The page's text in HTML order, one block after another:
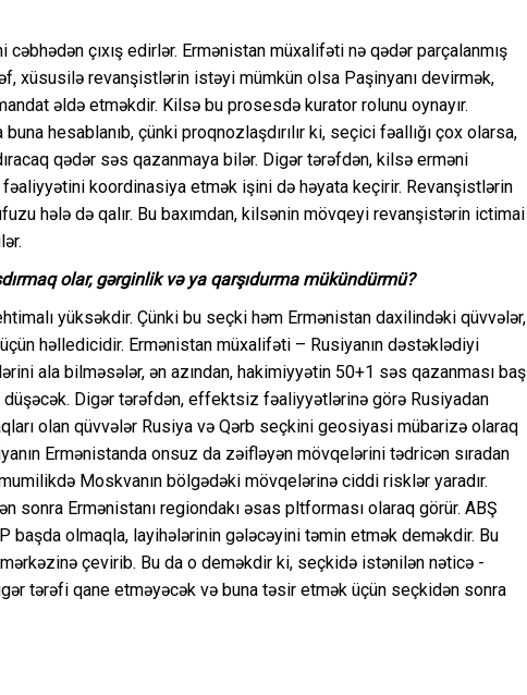
çıxış edirlər. Ermənistan müxalifəti nə qədər parçalanmış
xüsusilə revanşistlərin istəyi mümkün olsa Paşinyanı devirmək,
əldə etməkdir. Kilsə bu prosesdə kurator rolunu oynayır.
buna hesablanıb, çünki proqnozlaşdırılır ki, seçici fəallığı çox olarsa,
qədər səs qazanmaya bilər. Digər tərəfdən, kilsə erməni
koordinasiya etmək işini də həyata keçirir. Revanşistlərin
hələ də qalır. Bu baxımdan, kilsənin mövqeyi revanşistərin ictimai
olar, gərginlik və ya qarşıdurma mükündürmü?
yüksəkdir. Çünki bu seçki həm Ermənistan daxilindəki qüvvələr,
həlledicidir. Ermənistan müxalifəti – Rusiyanın dəstəklədiyi
ala bilməsələr, ən azından, hakimiyyətin 50+1 səs qazanması baş
düşəcək. Digər tərəfdən, effektsiz fəaliyyətlərinə görə Rusiyadan
olan qüvvələr Rusiya və Qərb seçkini geosiyasi mübarizə olaraq
Ermənistanda onsuz da zəifləyən mövqelərini tədricən sıradan
Moskvanın bölgədəki mövqelərinə ciddi risklər yaradır.
sonra Ermənistanı regiondakı əsas pltforması olaraq görür. ABŞ
başda olmaqla, layihələrinin gələcəyini təmin etmək deməkdir. Bu
çevirib. Bu da o deməkdir ki, seçkidə istənilən nəticə -
tərəfi qane etməyəcək və buna təsir etmək üçün seçkidən sonra